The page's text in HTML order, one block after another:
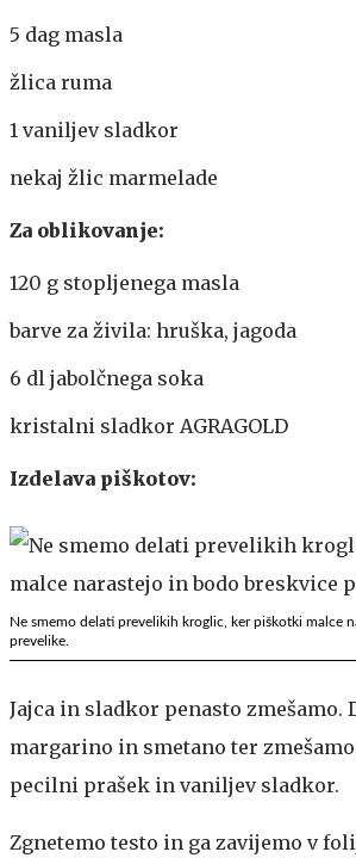
5 dag masla
žlica ruma
1 vaniljev sladkor
nekaj žlic marmelade
Za oblikovanje:
120 g stopljenega masla
barve za živila: hruška, jagoda
6 dl jabolčnega soka
kristalni sladkor AGRAGOLD
Izdelava piškotov:
Ne smemo delati prevelikih kroglic, ker piškotki malce
prevelike.
Jajca in sladkor penasto zmešamo.
margarino in smetano ter
pecilni prašek in vaniljev sladkor.
Zgnetemo testo in ga zavijemo v